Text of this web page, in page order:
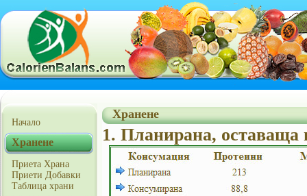
Начало
Хранене
Приета Храна
Приети Добавки
Таблица храни
Хранене
1. Планирана, оставаща